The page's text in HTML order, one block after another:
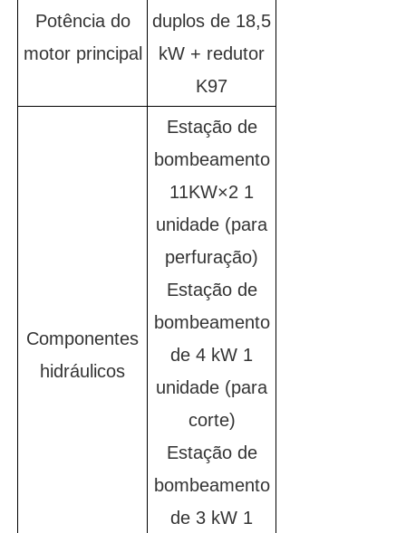
Potência do
motor principal
duplos de 18,5
kW + redutor
K97
Componentes
hidráulicos
Estação de
bombeamento
11KW×2 1
unidade (para
perfuração)
Estação de
bombeamento
de 4 kW 1
unidade (para
corte)
Estação de
bombeamento
de 3 kW 1